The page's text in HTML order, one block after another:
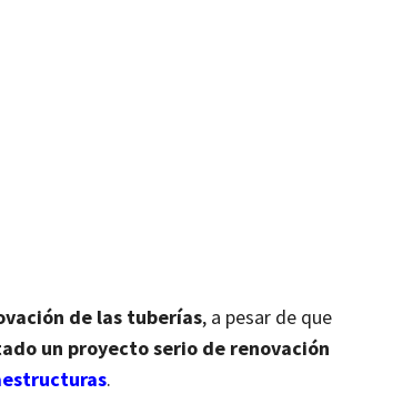
de las tuberías, a pesar de que
un proyecto serio de renovación
.